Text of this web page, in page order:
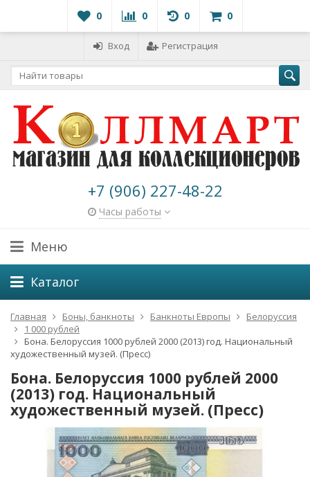
0 0 0 0
Вход Регистрация
+7 (906) 227-48-22
Часы работы
Меню
Каталог
Главная Боны, банкноты Банкноты Европы
Белоруссия
1 000 рублей
Бона. Белоруссия 1000 рублей 2000 (2013) год. Национальный
художественный музей. (Пресс)
Бона. Белоруссия 1000 рублей 2000
(2013) год. Национальный
художественный музей. (Пресс)